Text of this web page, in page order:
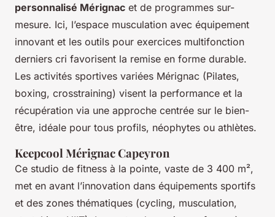
personnalisé Mérignac et de programmes sur-
mesure. Ici, l’espace musculation avec équipement
innovant et les outils pour exercices multifonction
derniers cri favorisent la remise en forme durable.
Les activités sportives variées Mérignac (Pilates,
boxing, crosstraining) visent la performance et la
récupération via une approche centrée sur le bien-
être, idéale pour tous profils, néophytes ou athlètes.
Keepcool Mérignac Capeyron
Ce studio de fitness à la pointe, vaste de 3 400 m²,
met en avant l’innovation dans équipements sportifs
et des zones thématiques (cycling, musculation,